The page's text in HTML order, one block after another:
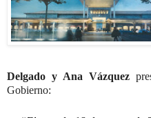
Delgado y Ana Vázquez
Gobierno: